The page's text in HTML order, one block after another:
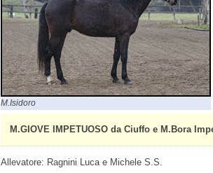
M.Isidoro
M.GIOVE IMPETUOSO da Ciuffo e M.Bora
Allevatore: Ragnini Luca e Michele S.S.